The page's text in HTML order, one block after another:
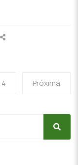
4 Próxima